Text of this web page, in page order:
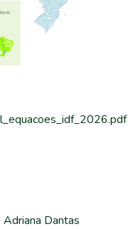
Adriana Dantas